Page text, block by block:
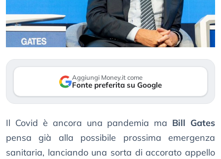
Aggiungi Money.it come
Fonte preferita su Google
Il Covid è ancora una pandemia ma Bill Gates
pensa già alla possibile prossima emergenza
sanitaria, lanciando una sorta di accorato appello